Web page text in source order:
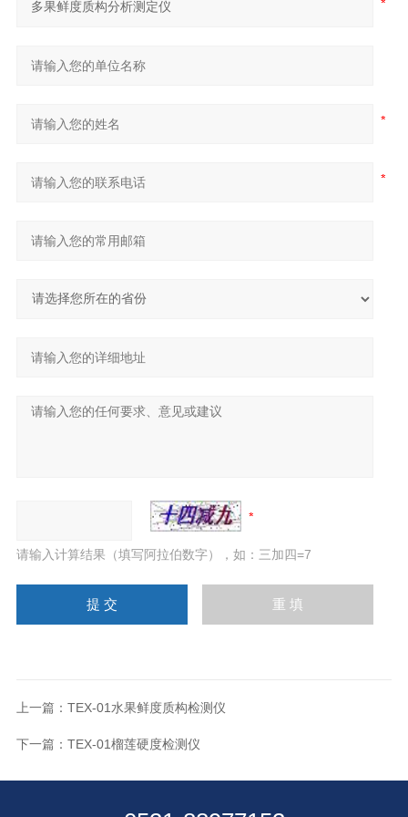
请输入计算结果（填写阿拉伯数字），如：三加四=7
上一篇： TEX-01水果鲜度质构检测仪
下一篇： TEX-01榴莲硬度检测仪